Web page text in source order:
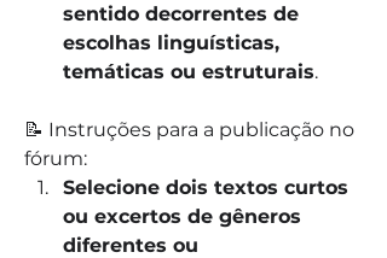
sentido decorrentes de
escolhas linguísticas,
temáticas ou estruturais.
📝 Instruções para a publicação no
fórum:
Selecione dois textos curtos
ou excertos de gêneros
diferentes ou